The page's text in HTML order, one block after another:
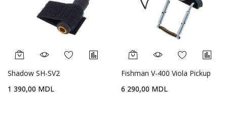
Shadow SH-SV2
1 390,00 MDL
Fishman V-400 Viola Pickup
6 290,00 MDL